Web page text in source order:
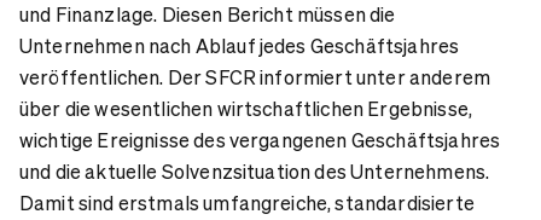
und Finanzlage. Diesen Bericht müssen die
Unternehmen nach Ablauf jedes Geschäftsjahres
veröffentlichen. Der SFCR informiert unter anderem
über die wesentlichen wirtschaftlichen Ergebnisse,
wichtige Ereignisse des vergangenen Geschäftsjahres
und die aktuelle Solvenzsituation des Unternehmens.
Damit sind erstmals umfangreiche, standardisierte